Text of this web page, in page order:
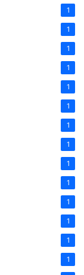
1
1
1
1
1
1
1
1
1
1
1
1
1
1